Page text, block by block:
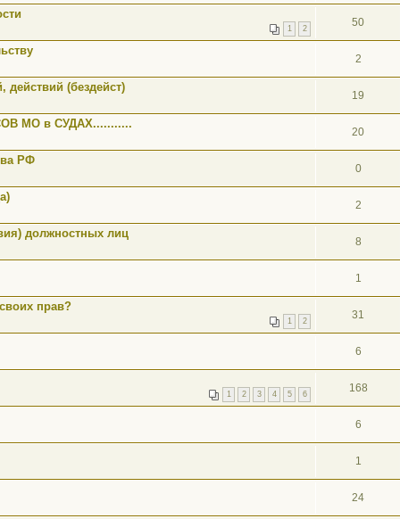
1 2 50
2
(бездейст)
19
МО в СУДАХ...........
20
РФ
0
2
должностных лиц
8
1
прав?
1 2 31
6
1 2 3 4 5 6 168
6
1
24